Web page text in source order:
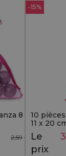
8 x
2,59 €
-15%
10
11 x 20
Le
prix